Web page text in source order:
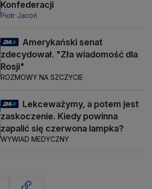
Konfederacji
Piotr Jacoń
Amerykański senat
zdecydował. "Zła wiadomość dla
Rosji"
ROZMOWY NA SZCZYCIE
Lekceważymy, a potem jest
zaskoczenie. Kiedy powinna
zapalić się czerwona lampka?
WYWIAD MEDYCZNY